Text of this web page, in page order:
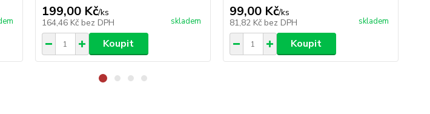
199,00 Kč/ks
164,46 Kč bez DPH skladem
Koupit
99,00 Kč/ks
81,82 Kč bez DPH skladem
Koupit